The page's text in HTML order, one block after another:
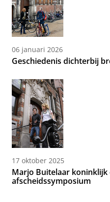
06 januari 2026
Geschiedenis dichterbij
17 oktober 2025
Marjo Buitelaar
afscheidssymposium